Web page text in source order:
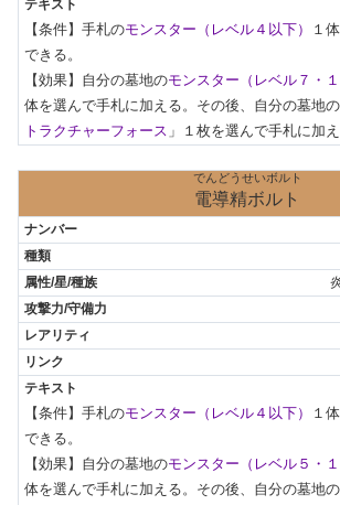
【条件】手札のモンスター（レベル４以下）
１
できる。
【効果】自分の墓地のモンスター（レベル７・
体を選んで手札に加える。その後、自分の墓地の
トラクチャーフォース 」１枚を選んで手札に加
でんどうせいボルト
電導精ボルト
【条件】手札のモンスター（レベル４以下）
１
できる。
【効果】自分の墓地のモンスター（レベル５・
体を選んで手札に加える。その後、自分の墓地の